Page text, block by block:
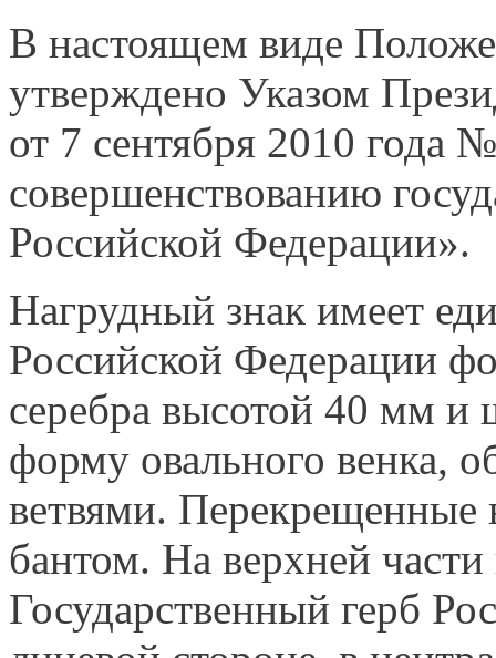
В настоящем виде
утверждено Указом
от 7 сентября 2010 года
совершенствованию
Российской Федерации».
Нагрудный знак имеет
Российской Федерации
серебра высотой 40 мм
форму овального венка,
ветвями. Перекрещенные
бантом. На верхней части
Государственный герб